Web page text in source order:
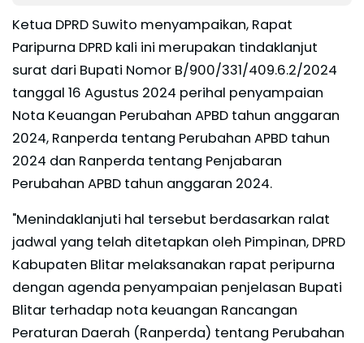
Ketua DPRD Suwito menyampaikan, Rapat
Paripurna DPRD kali ini merupakan tindaklanjut
surat dari Bupati Nomor B/900/331/409.6.2/2024
tanggal 16 Agustus 2024 perihal penyampaian
Nota Keuangan Perubahan APBD tahun anggaran
2024, Ranperda tentang Perubahan APBD tahun
2024 dan Ranperda tentang Penjabaran
Perubahan APBD tahun anggaran 2024.
"Menindaklanjuti hal tersebut berdasarkan ralat
jadwal yang telah ditetapkan oleh Pimpinan, DPRD
Kabupaten Blitar melaksanakan rapat peripurna
dengan agenda penyampaian penjelasan Bupati
Blitar terhadap nota keuangan Rancangan
Peraturan Daerah (Ranperda) tentang Perubahan